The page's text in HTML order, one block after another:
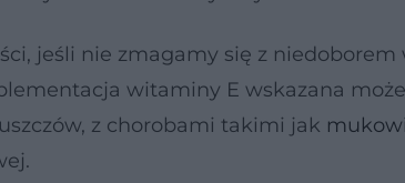
jeśli nie zmagamy się z
witaminy E wskazana
z chorobami takimi jak